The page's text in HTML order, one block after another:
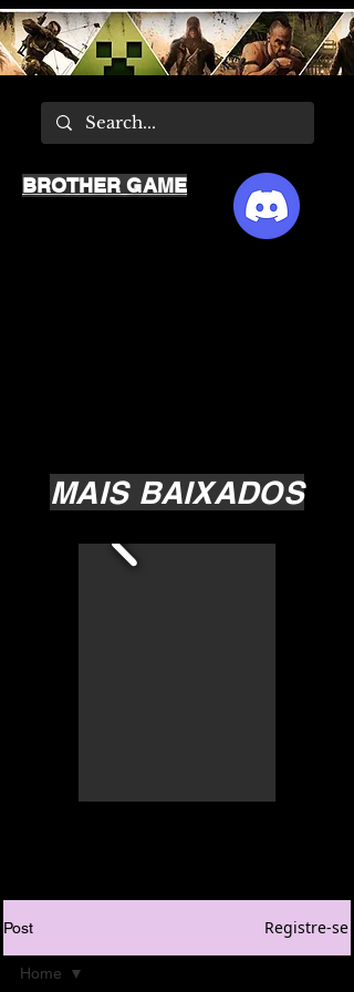
MAIS BAIXADOS
BROTHER GAME
Post Registre-se
Home